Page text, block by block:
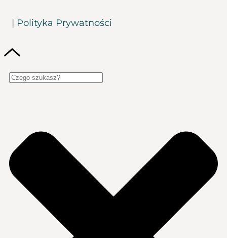
| Polityka Prywatności